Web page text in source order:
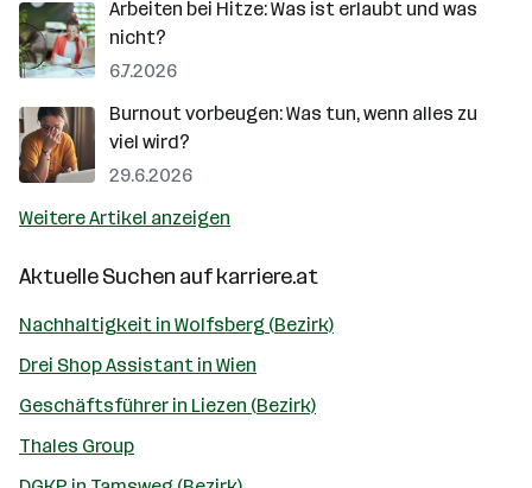
Arbeiten bei Hitze: Was ist erlaubt und was
nicht?
6.7.2026
Burnout vorbeugen: Was tun, wenn alles zu
viel wird?
29.6.2026
Weitere Artikel anzeigen
Aktuelle Suchen aufkarriere.at
Nachhaltigkeit in Wolfsberg (Bezirk)
Drei Shop Assistant in Wien
Geschäftsführer in Liezen (Bezirk)
Thales Group